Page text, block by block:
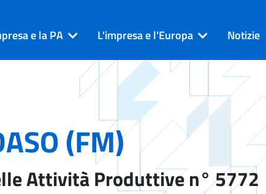
e la PA L'impresa e l'Europa Notizie
(FM)
Attività Produttive n° 5772